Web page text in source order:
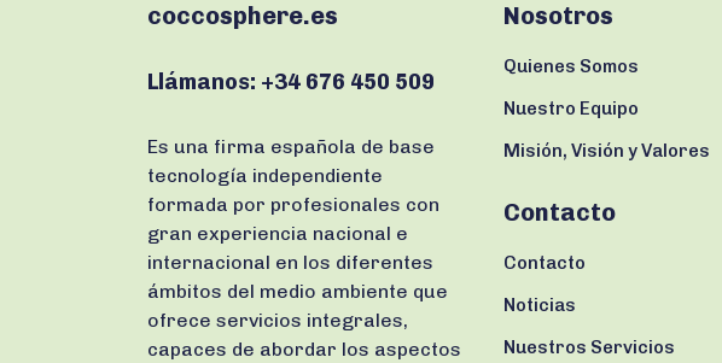
coccosphere.es
Llámanos: +34 676 450 509
Es una firma española de base
tecnología independiente
formada por profesionales con
gran experiencia nacional e
internacional en los diferentes
ámbitos del medio ambiente que
ofrece servicios integrales,
capaces de abordar los aspectos
Nosotros
Quienes Somos
Nuestro Equipo
Misión, Visión y Valores
Contacto
Contacto
Noticias
Nuestros Servicios